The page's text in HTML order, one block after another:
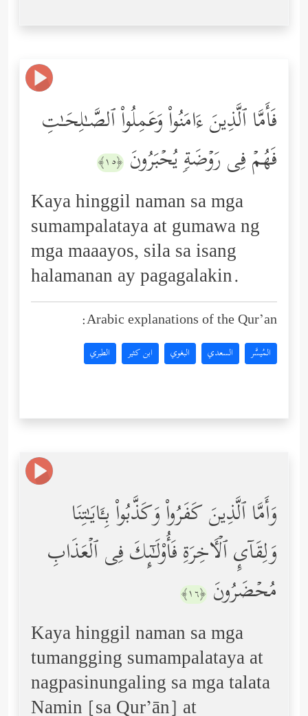
فَأَمَّا ٱلَّذِینَ ءَامَنُواْ وَعَمِلُواْ ٱلصَّـٰلِحَـٰتِ
فَهُمۡ فِی رَوۡضَةࣲ یُحۡبَرُونَ ﴿١٥﴾
Kaya hinggil naman sa mga
sumampalataya at gumawa ng
mga maaayos, sila sa isang
halamanan ay pagagalakin.
Arabic explanations of the Qur’an:
المُيسَّر السعدي البغوي ابن كثير الطبري
وَأَمَّا ٱلَّذِینَ كَفَرُواْ وَكَذَّبُواْ بِـَٔایَـٰتِنَا
وَلِقَاۤىِٕ ٱلۡـَٔاخِرَةِ فَأُوْلَـٰۤىِٕكَ فِی ٱلۡعَذَابِ
مُحۡضَرُونَ ﴿١٦﴾
Kaya hinggil naman sa mga
tumangging sumampalataya at
nagpasinungaling sa mga talata